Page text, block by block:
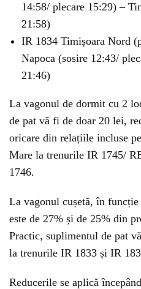
14:58/ plecare 15:29) –
21:58)
IR 1834 Timișoara Nord
Napoca (sosire 12:43/
21:46)
La vagonul de dormit cu 2
de pat vă fi de doar 20 lei,
oricare din relațiile incluse
Mare la trenurile IR 1745/
1746.
La vagonul cușetă, în
este de 27% și de 25% din
Practic, suplimentul de pat
la trenurile IR 1833 și IR
Reducerile se aplică